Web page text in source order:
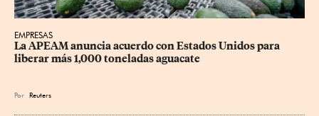
EMPRESAS
La APEAM anuncia acuerdo con Estados Unidos para
liberar más 1,000 toneladas aguacate
Por Reuters